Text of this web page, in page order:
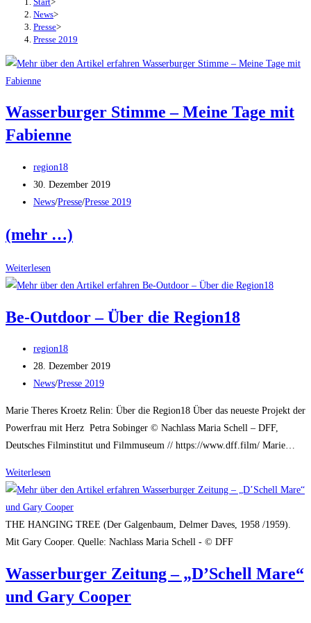
News>
Presse>
Presse 2019
Wasserburger Stimme – Meine Tage mit
Fabienne
Beitrags-
Autor:
region18
Beitrag
veröffentlicht:
30. Dezember 2019
Beitrags-
News/Presse/Presse 2019
(mehr …)
Weiterlesen
Stimme
Meine
mit
Fabienne
Be-Outdoor – Über die Region18
Beitrags-
Autor:
region18
Beitrag
veröffentlicht:
28. Dezember 2019
Beitrags-
News/Presse 2019
Marie Theres Kroetz Relin: Über die Region18 Über das neueste Projekt der
Powerfrau mit Herz Petra Sobinger © Nachlass Maria Schell – DFF,
Deutsches Filminstitut und Filmmuseum // https://www.dff.film/ Marie…
Weiterlesen
Outdoor
–
Über
die
THE HANGING TREE (Der Galgenbaum, Delmer Daves, 1958 /1959).
Mit Gary Cooper. Quelle: Nachlass Maria Schell - © DFF
Wasserburger Zeitung – „D’Schell Mare“
und Gary Cooper